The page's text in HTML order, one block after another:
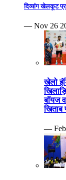
दिव्यांग खेलकूट
— Nov 26
खेलो
बॉयज
खिताब
— Feb